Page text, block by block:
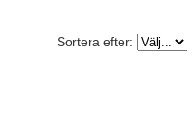
Sortera efter: